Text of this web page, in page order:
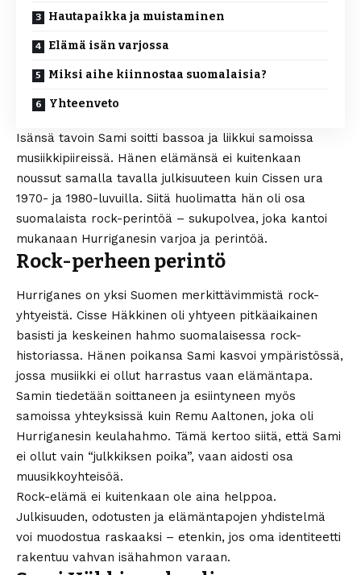
Hautapaikka ja muistaminen
Elämä isän varjossa
Miksi aihe kiinnostaa suomalaisia?
Yhteenveto
Isänsä tavoin Sami soitti bassoa ja liikkui samoissa
musiikkipiireissä. Hänen elämänsä ei kuitenkaan
noussut samalla tavalla julkisuuteen kuin Cissen ura
1970- ja 1980-luvuilla. Siitä huolimatta hän oli osa
suomalaista rock-perintöä – sukupolvea, joka kantoi
mukanaan Hurriganesin varjoa ja perintöä.
Rock-perheen perintö
Hurriganes on yksi Suomen merkittävimmistä rock-
yhtyeistä. Cisse Häkkinen oli yhtyeen pitkäaikainen
basisti ja keskeinen hahmo suomalaisessa rock-
historiassa. Hänen poikansa Sami kasvoi ympäristössä,
jossa musiikki ei ollut harrastus vaan elämäntapa.
Samin tiedetään soittaneen ja esiintyneen myös
samoissa yhteyksissä kuin Remu Aaltonen, joka oli
Hurriganesin keulahahmo. Tämä kertoo siitä, että Sami
ei ollut vain “julkkiksen poika”, vaan aidosti osa
muusikkoyhteisöä.
Rock-elämä ei kuitenkaan ole aina helppoa.
Julkisuuden, odotusten ja elämäntapojen yhdistelmä
voi muodostua raskaaksi – etenkin, jos oma identiteetti
rakentuu vahvan isähahmon varaan.